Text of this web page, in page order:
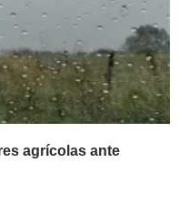
agrícolas ante